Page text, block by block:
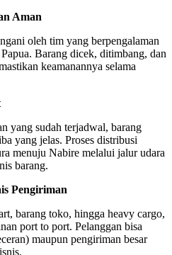
Aman
oleh tim yang berpengalaman
Barang dicek, ditimbang, dan
keamanannya selama
yang sudah terjadwal, barang
yang jelas. Proses distribusi
menuju Nabire melalui jalur udara
barang.
Pengiriman
barang toko, hingga heavy cargo,
port to port. Pelanggan bisa
maupun pengiriman besar